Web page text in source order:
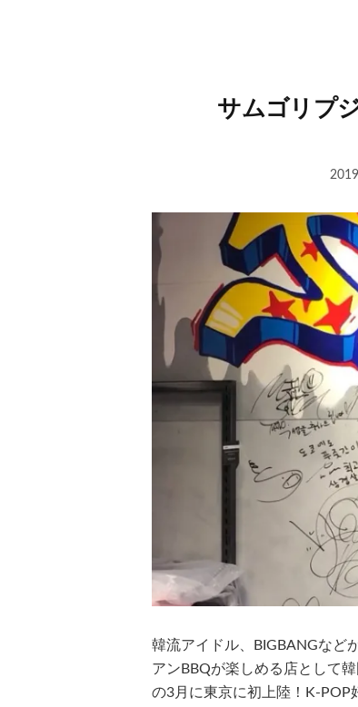
サムゴリプ
韓流アイドル、BIGBANGなど
アンBBQが楽しめる店として
の3月に東京に初上陸！K-POP